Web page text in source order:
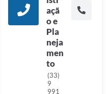
açã
o e
Pla
neja
men
to
(33)
9
991